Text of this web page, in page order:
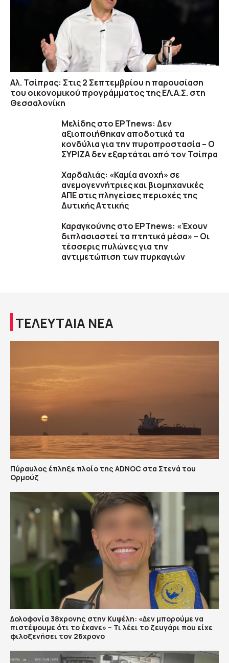
Αλ. Τσίπρας: Στις 2 Σεπτεμβρίου η παρουσίαση
του οικονομικού προγράμματος της ΕΛ.Α.Σ. στη
Θεσσαλονίκη
Μελίδης στο ΕΡΤnews: Δεν
αξιοποιήθηκαν αποδοτικά τα
κονδύλια για την πυροπροστασία – Ο
ΣΥΡΙΖΑ δεν εξαρτάται από τον Τσίπρα
Χαρδαλιάς: «Καμία ανοχή» σε
ανεμογεννήτριες και βιομηχανικές
ΑΠΕ στις πληγείσες περιοχές της
Δυτικής Αττικής
Καραγκούνης στο ΕΡΤnews: «Έχουν
διπλασιαστεί τα πτητικά μέσα» – Οι
τέσσερις πυλώνες για την
αντιμετώπιση των πυρκαγιών
ΤΕΛΕΥΤΑΙΑ ΝΕΑ
Πύραυλος έπληξε πλοίο της ADNOC στα Στενά του
Ορμούζ
Δολοφονία 38χρονης στην Κυψέλη: «Δεν μπορούμε να
πιστέψουμε ότι το έκανε» – Τι λέει το ζευγάρι που είχε
φιλοξενήσει τον 26χρονο